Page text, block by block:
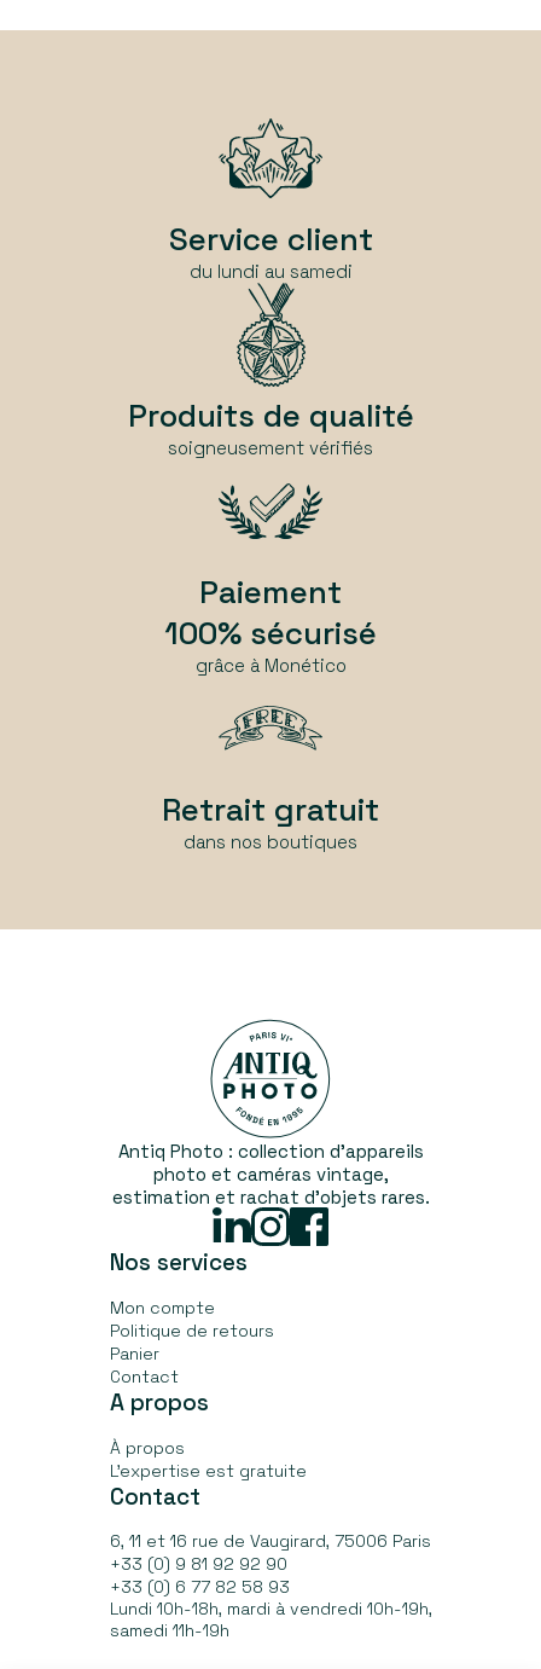
Service client
du lundi au samedi
Produits de qualité
soigneusement vérifiés
Paiement
100% sécurisé
grâce à Monético
Retrait gratuit
dans nos boutiques
Antiq Photo : collection d’appareils
photo et caméras vintage,
estimation et rachat d'objets rares.
Linked
In
Instagram
Facebook
Nos services
Mon compte
Politique de retours
Panier
Contact
A propos
À propos
L’expertise est gratuite
Contact
6, 11 et 16 rue de Vaugirard, 75006 Paris
+33 (0) 9 81 92 92 90
+33 (0) 6 77 82 58 93
Lundi 10h-18h, mardi à vendredi 10h-19h,
samedi 11h-19h